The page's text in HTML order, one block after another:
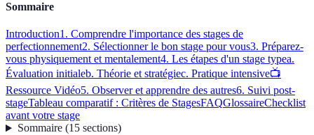
Sommaire
Introduction1. Comprendre l'importance des stages de
perfectionnement2. Sélectionner le bon stage pour vous3. Préparez-
vous physiquement et mentalement4. Les étapes d'un stage typea.
Évaluation initialeb. Théorie et stratégiec. Pratique intensive📺
Ressource Vidéo5. Observer et apprendre des autres6. Suivi post-
stageTableau comparatif : Critères de StagesFAQGlossaireChecklist
avant votre stage
Sommaire(15 sections)